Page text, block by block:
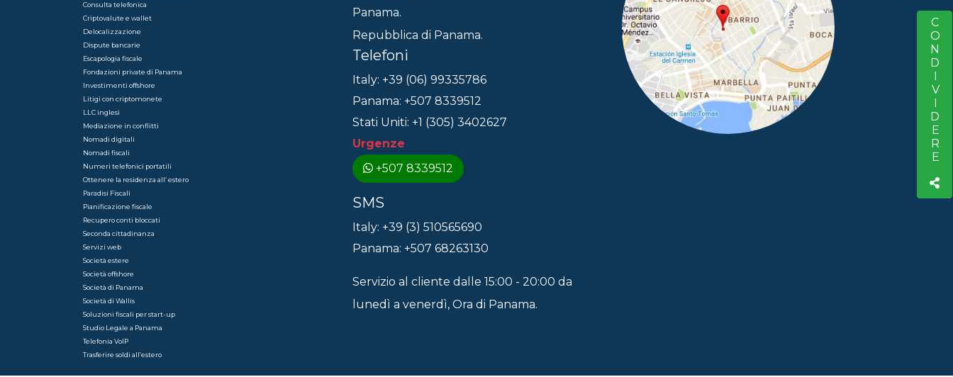
CONDIVIDERE
Consulta telefonica
Criptovalute e wallet
Delocalizzazione
Dispute bancarie
Escapologia fiscale
Fondazioni private di Panama
Investimenti offshore
Litigi con criptomonete
LLC inglesi
Mediazione in conflitti
Nomadi digitali
Nomadi fiscali
Numeri telefonici portatili
Ottenere la residenza all’ estero
Paradisi Fiscali
Pianificazione fiscale
Recupero conti bloccati
Seconda cittadinanza
Servizi web
Società estere
Società offshore
Società di Panama
Società di Wallis
Soluzioni fiscali per start-up
Studio Legale a Panama
Telefonia VoIP
Trasferire soldi all’estero
Panama.
Repubblica di Panama.
Telefoni
Italy: +39 (06) 99335786
Panama: +507 8339512
Stati Uniti: +1 (305) 3402627
Urgenze
+507 8339512
SMS
Italy: +39 (3) 510565690
Panama: +507 68263130
Servizio al cliente dalle 15:00 - 20:00 da
lunedì a venerdì, Ora di Panama.